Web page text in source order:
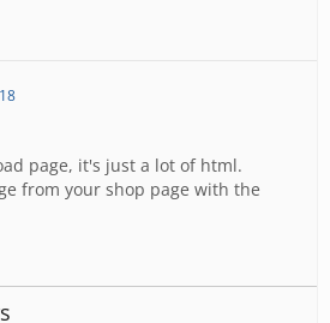
page, it's just a lot of html.
from your shop page with the